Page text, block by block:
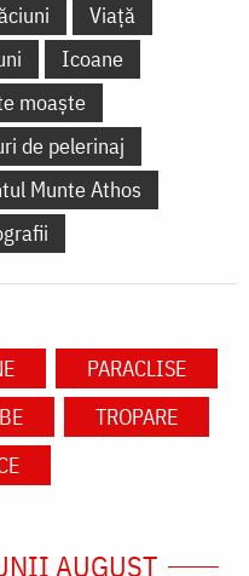
Viață
Icoane
moaște
de pelerinaj
Munte Athos
PARACLISE
TROPARE
AUGUST